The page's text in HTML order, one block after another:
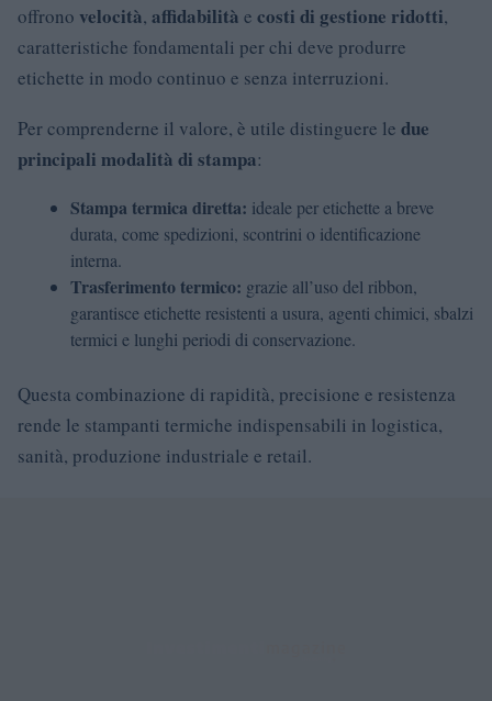
offrono velocità, affidabilità e costi di gestione ridotti,
caratteristiche fondamentali per chi deve produrre
etichette in modo continuo e senza interruzioni.
Per comprenderne il valore, è utile distinguere le due
principali modalità di stampa:
Stampa termica diretta: ideale per etichette a breve
durata, come spedizioni, scontrini o identificazione
interna.
Trasferimento termico: grazie all’uso del ribbon,
garantisce etichette resistenti a usura, agenti chimici, sbalzi
termici e lunghi periodi di conservazione.
Questa combinazione di rapidità, precisione e resistenza
rende le stampanti termiche indispensabili in logistica,
sanità, produzione industriale e retail.